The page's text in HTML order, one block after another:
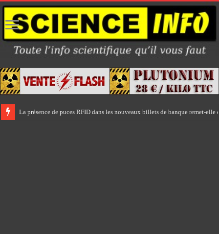
La présence de puces RFID dans les nouveaux billets de banque remet-